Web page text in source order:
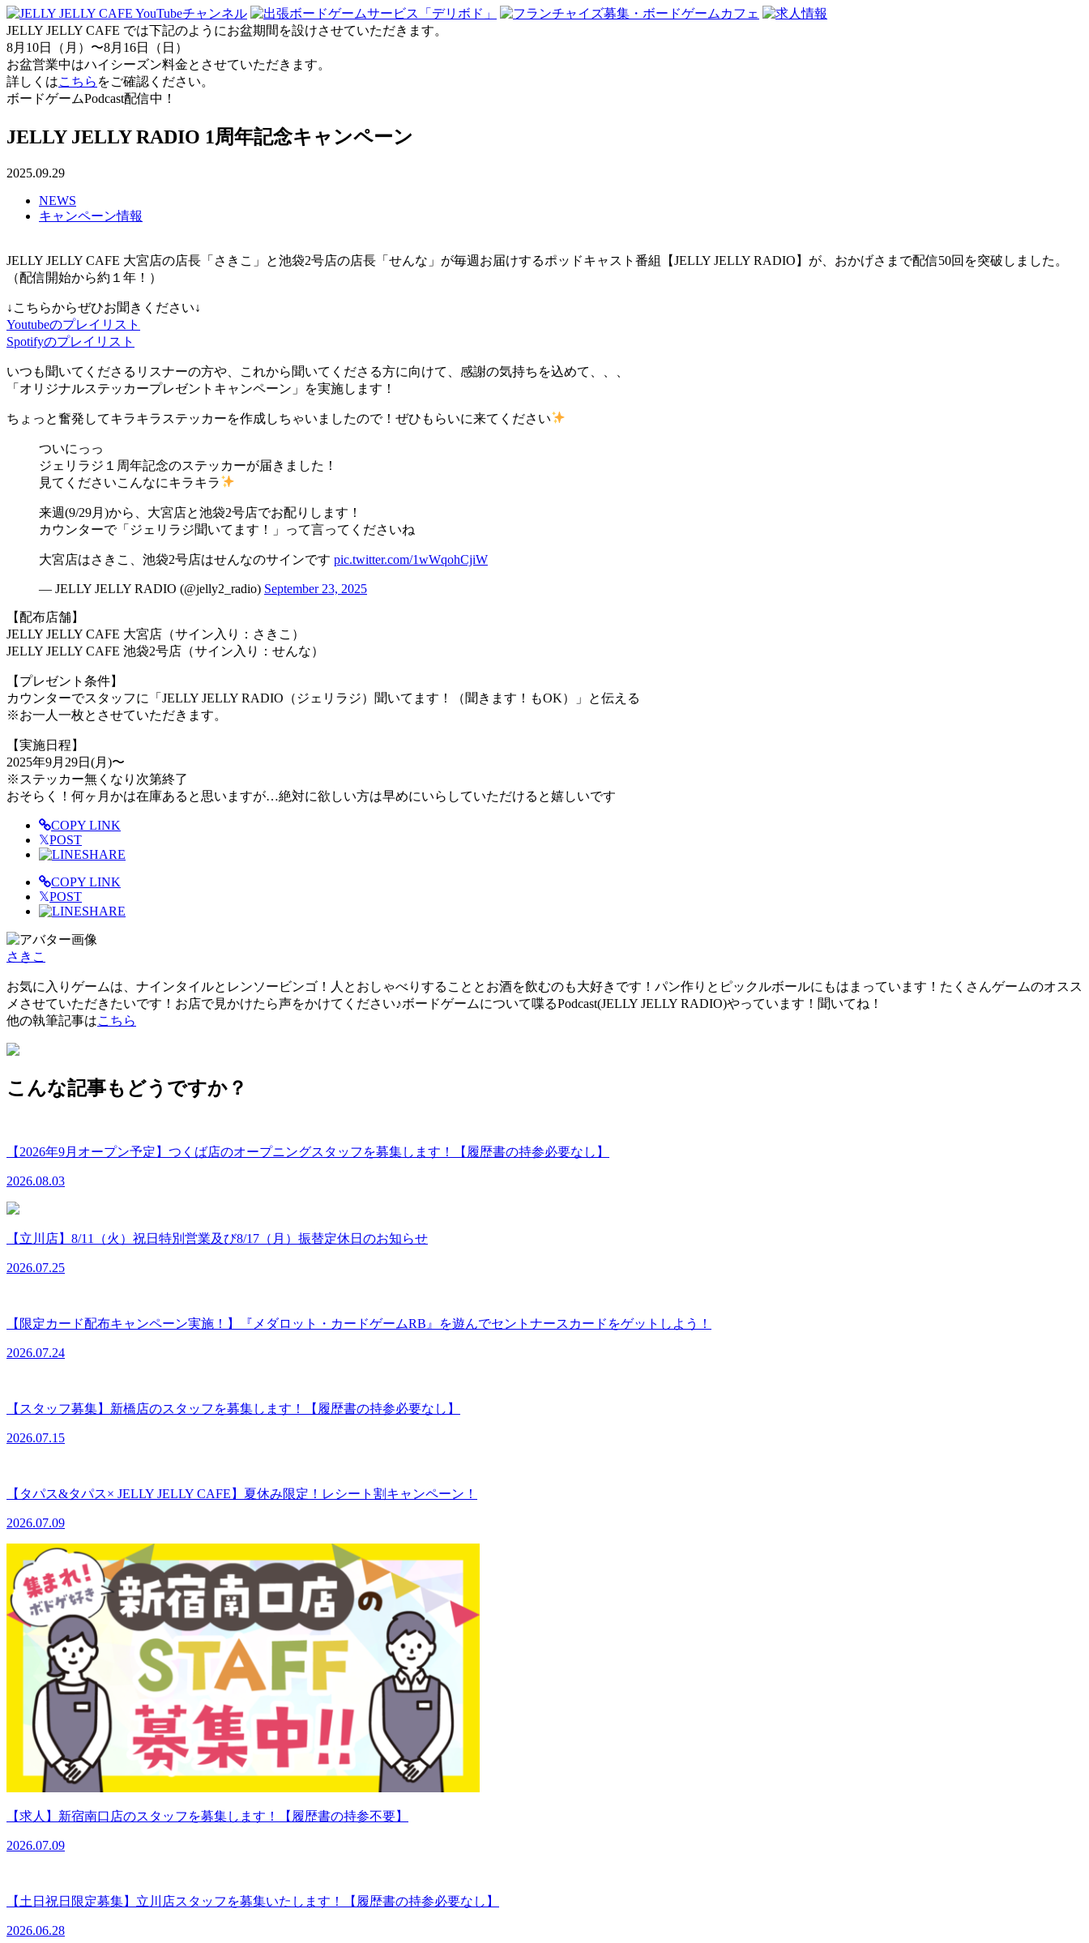
JELLY JELLY CAFE では下記のようにお盆期間を設けさせていただきます。
8月10日（月）〜8月16日（日）
お盆営業中はハイシーズン料金とさせていただきます。
詳しくはこちら をご確認ください。
ボードゲームPodcast配信中！
JELLY JELLY RADIO 1周年記念キャンペーン
2025.09.29
NEWS
キャンペーン情報
JELLY JELLY CAFE 大宮店の店長「さきこ」と池袋2号店の店長「せんな」が毎週お届けするポッドキャスト番組【JELLY JELLY RADIO】が、おかげさまで配信50回を突破しました。
（配信開始から約１年！）
↓こちらからぜひお聞きください↓
Youtubeのプレイリスト
Spotifyのプレイリスト
いつも聞いてくださるリスナーの方や、これから聞いてくださる方に向けて、感謝の気持ちを込めて、、、
「オリジナルステッカープレゼントキャンペーン」を実施します！
ちょっと奮発してキラキラステッカーを作成しちゃいましたので！ぜひもらいに来てください
ついにっっ
ジェリラジ１周年記念のステッカーが届きました！
見てくださいこんなにキラキラ
来週(9/29月)から、大宮店と池袋2号店でお配りします！
カウンターで「ジェリラジ聞いてます！」って言ってくださいね
大宮店はさきこ、池袋2号店はせんなのサインです️ pic.twitter.com/1wWqohCjiW
— JELLY JELLY RADIO (@jelly2_radio) September 23, 2025
【配布店舗】
JELLY JELLY CAFE 大宮店（サイン入り：さきこ）
JELLY JELLY CAFE 池袋2号店（サイン入り：せんな）
【プレゼント条件】
カウンターでスタッフに「JELLY JELLY RADIO（ジェリラジ）聞いてます！（聞きます！もOK）」と伝える
※お一人一枚とさせていただきます‍。
【実施日程】
2025年9月29日(月)〜
※ステッカー無くなり次第終了
おそらく！何ヶ月かは在庫あると思いますが…絶対に欲しい方は早めにいらしていただけると嬉しいです
COPY LINK
𝕏POST
SHARE
COPY LINK
𝕏POST
SHARE
さきこ
お気に入りゲームは、ナインタイルとレンソービンゴ！人とおしゃべりすることとお酒を飲むのも大好きです！パン作りとピックルボールにもはまっています！たくさんゲームのオスス
メさせていただきたいです！お店で見かけたら声をかけてください♪ボードゲームについて喋るPodcast(JELLY JELLY RADIO)やっています！聞いてね！
他の執筆記事はこちら
こんな記事もどうですか？
【2026年9月オープン予定】つくば店のオープニングスタッフを募集します！【履歴書の持参必要なし】
2026.08.03
【立川店】8/11（火）祝日特別営業及び8/17（月）振替定休日のお知らせ
2026.07.25
【限定カード配布キャンペーン実施！】『メダロット・カードゲームRB』を遊んでセントナースカードをゲットしよう！
2026.07.24
【スタッフ募集】新橋店のスタッフを募集します！【履歴書の持参必要なし】
2026.07.15
【タパス&タパス× JELLY JELLY CAFE】夏休み限定！レシート割キャンペーン！
2026.07.09
【求人】新宿南口店のスタッフを募集します！【履歴書の持参不要】
2026.07.09
【土日祝日限定募集】立川店スタッフを募集いたします！【履歴書の持参必要なし】
2026.06.28